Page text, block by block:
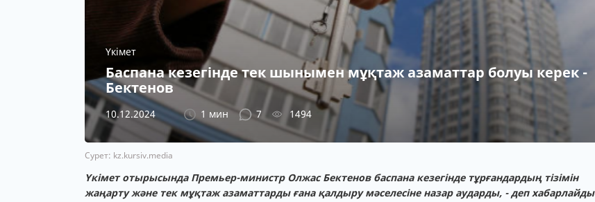
Үкімет
Баспана кезегінде тек шынымен мұқтаж азаматтар болуы керек -
Бектенов
10.12.2024 1 мин 7 1494
Сурет: kz.kursiv.media
Үкімет отырысында Премьер-министр Олжас Бектенов баспана кезегінде тұрғандардың тізімін
жаңарту және тек мұқтаж азаматтарды ғана қалдыру мәселесіне назар аударды, - деп хабарлайды